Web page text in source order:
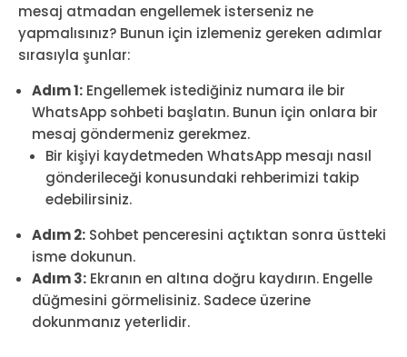
mesaj atmadan engellemek isterseniz ne
yapmalısınız? Bunun için izlemeniz gereken adımlar
sırasıyla şunlar:
Adım 1: Engellemek istediğiniz numara ile bir
WhatsApp sohbeti başlatın. Bunun için onlara bir
mesaj göndermeniz gerekmez.
Bir kişiyi kaydetmeden WhatsApp mesajı nasıl
gönderileceği konusundaki rehberimizi takip
edebilirsiniz.
Adım 2: Sohbet penceresini açtıktan sonra üstteki
isme dokunun.
Adım 3: Ekranın en altına doğru kaydırın. Engelle
düğmesini görmelisiniz. Sadece üzerine
dokunmanız yeterlidir.